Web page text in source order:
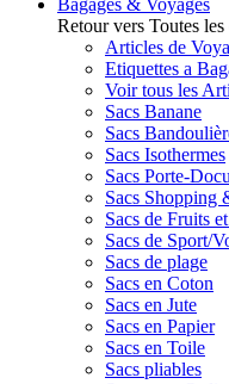
Bagages & Voyages
Retour vers Toutes les
Articles de
Etiquettes a
Voir tous les
Sacs Banane
Sacs
Sacs Isothermes
Sacs Porte-
Sacs Shopping
Sacs de Fruits
Sacs de Sport/
Sacs de plage
Sacs en Coton
Sacs en Jute
Sacs en Papier
Sacs en Toile
Sacs pliables